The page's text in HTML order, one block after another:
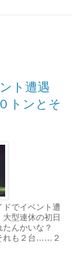
ト遭遇
トンとそ
ドでイベント遭
型連休の初日
たんかいな？
れも２台……２